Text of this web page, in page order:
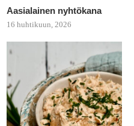
Aasialainen nyhtökana
16 huhtikuun, 2026